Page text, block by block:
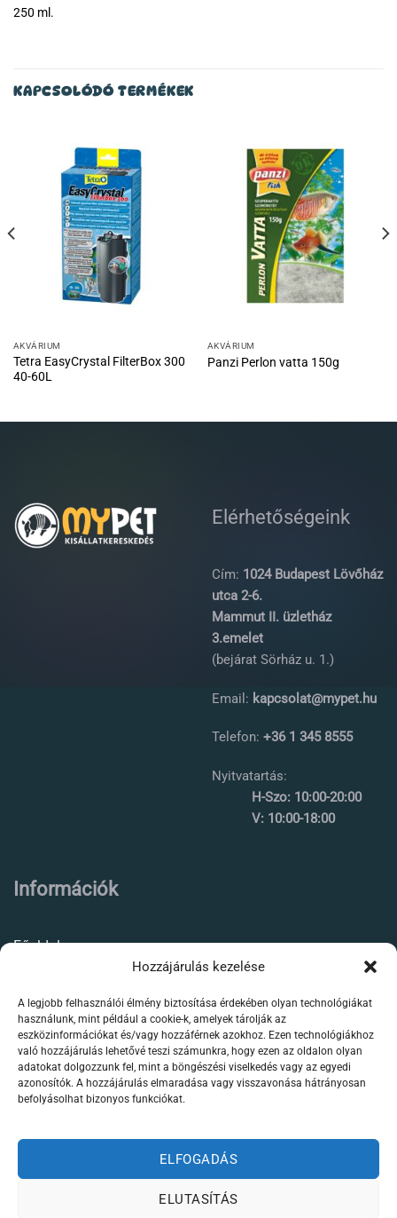
Hozzájárulás kezelése
A legjobb felhasználói élmény biztosítása érdekében olyan technológiákat
használunk, mint például a cookie-k, amelyek tárolják az
eszközinformációkat és/vagy hozzáférnek azokhoz. Ezen technológiákhoz
való hozzájárulás lehetővé teszi számunkra, hogy ezen az oldalon olyan
adatokat dolgozzunk fel, mint a böngészési viselkedés vagy az egyedi
azonosítók. A hozzájárulás elmaradása vagy visszavonása hátrányosan
befolyásolhat bizonyos funkciókat.
ELFOGADÁS
ELUTASÍTÁS
250 ml.
KAPCSOLÓDÓ TERMÉKEK
AKVÁRIUM
Tetra EasyCrystal FilterBox 300
40-60L
AKVÁRIUM
Panzi Perlon vatta 150g
Elérhetőségeink
Cím: 1024 Budapest Lövőház
utca 2-6.
Mammut II. üzletház
3.emelet
(bejárat Sörház u. 1.)
Email: kapcsolat@mypet.hu
Telefon: +36 1 345 8555
Nyitvatartás:
H-Szo: 10:00-20:00
V: 10:00-18:00
Információk
Főoldal
Élőállat kereskedés
Forgalmazott termékeink
Szaktanácsadás /
segítségnyújtás
Kapcsolat